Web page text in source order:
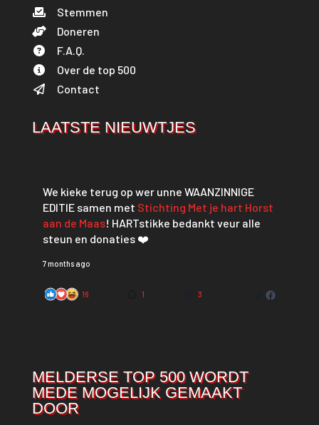
Stemmen
Doneren
F.A.Q.
Over de top 500
Contact
LAATSTE NIEUWTJES
We kieke terug op wer unne WAANZINNIGE
EDITIE samen met Stichting Met je hart Horst
aan de Maas! HARTstikke bedankt veur alle
steun en donaties ❤️
7 months ago
16 1 3
MELDERSE TOP 500 WORDT
MEDE MOGELIJK GEMAAKT
DOOR